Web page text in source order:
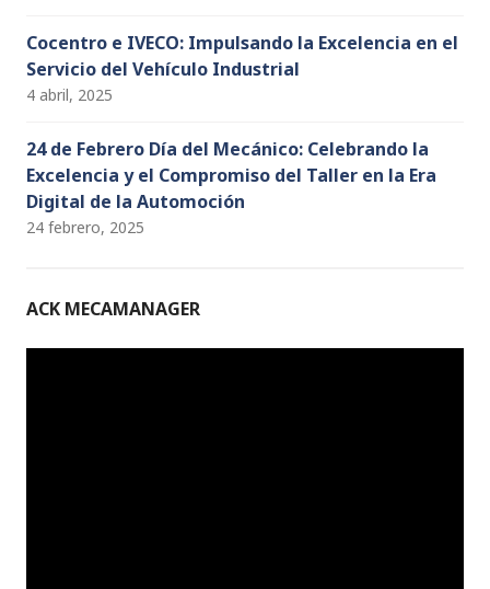
Cocentro e IVECO: Impulsando la Excelencia en el
Servicio del Vehículo Industrial
4 abril, 2025
24 de Febrero Día del Mecánico: Celebrando la
Excelencia y el Compromiso del Taller en la Era
Digital de la Automoción
24 febrero, 2025
ACK MECAMANAGER